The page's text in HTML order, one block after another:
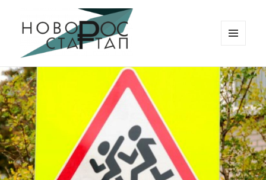
Новорос Стартап
ВИДЖЕТЫ